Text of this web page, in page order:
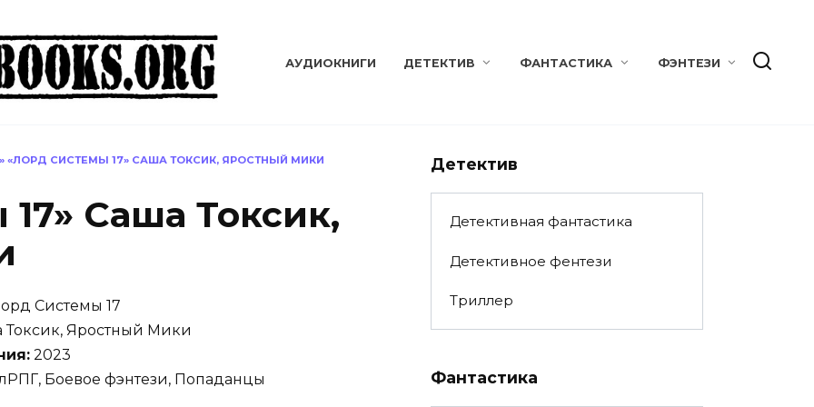
АУДИОКНИГИ ДЕТЕКТИВ ФАНТАСТИКА ФЭНТЕЗИ
» «ЛОРД СИСТЕМЫ 17» САША ТОКСИК, ЯРОСТНЫЙ МИКИ
Саша Токсик,
Системы 17
Токсик, Яростный Мики
2023
Боевое фэнтези, Попаданцы
Детектив
Детективная фантастика
Детективное фентези
Триллер
Фантастика